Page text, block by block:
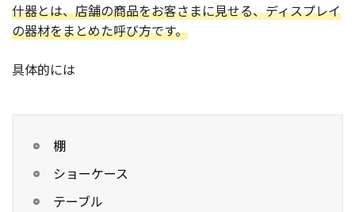
什器とは、店舗の商品をお客さまに見せる、ディスプレイ
の器材をまとめた呼び方です。
具体的には
棚
ショーケース
テーブル